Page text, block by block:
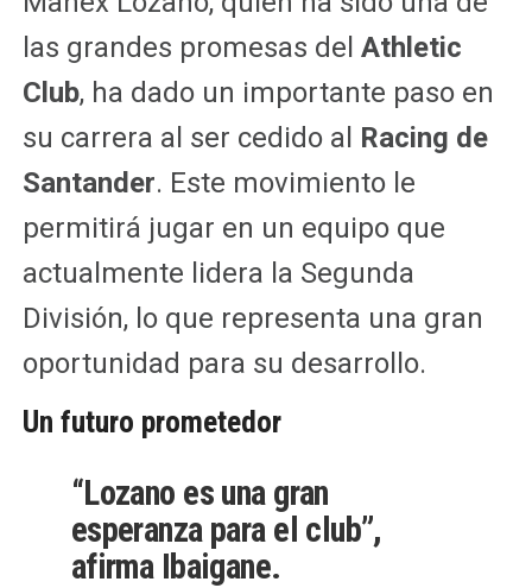
las grandes promesas del Athletic
Club, ha dado un importante paso en
su carrera al ser cedido al Racing de
Santander. Este movimiento le
permitirá jugar en un equipo que
actualmente lidera la Segunda
División, lo que representa una gran
oportunidad para su desarrollo.
Un futuro prometedor
“Lozano es una gran
esperanza para el club”,
afirma Ibaigane.